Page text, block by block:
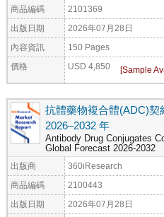
商品編碼 2101369
出版日期 2026年07月28日
內容資訊 150 Pages
價格 USD 4,850
抗體藥物複合體(ADC)契
2026–2032 年
Antibody Drug Conjugates
Global Forecast 2026-2032
出版商 360iResearch
商品編碼 2100443
出版日期 2026年07月28日